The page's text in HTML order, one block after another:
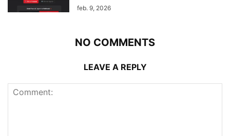
feb. 9, 2026
NO COMMENTS
LEAVE A REPLY